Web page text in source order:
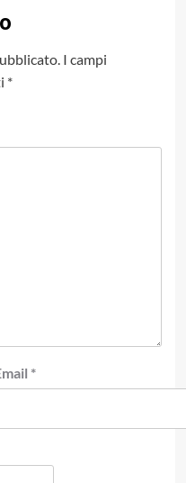
I campi
*
*